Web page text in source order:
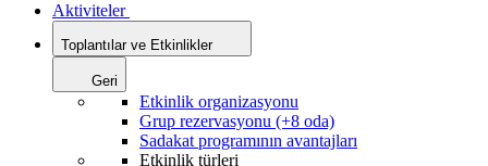
Aktiviteler
Toplantılar ve Etkinlikler
Geri
Etkinlik organizasyonu
Grup rezervasyonu (+8 oda)
Sadakat programının avantajları
Etkinlik türleri